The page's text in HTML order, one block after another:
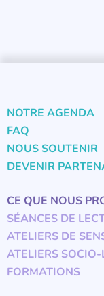
NOTRE AGENDA
FAQ
NOUS SOUTENIR
DEVENIR
CE QUE NOUS
SÉANCES DE
ATELIERS DE
ATELIERS
FORMATIONS